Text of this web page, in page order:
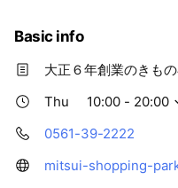
Basic info
大正６年創業のきも
Thu
10:00 - 20:00
0561-39-2222